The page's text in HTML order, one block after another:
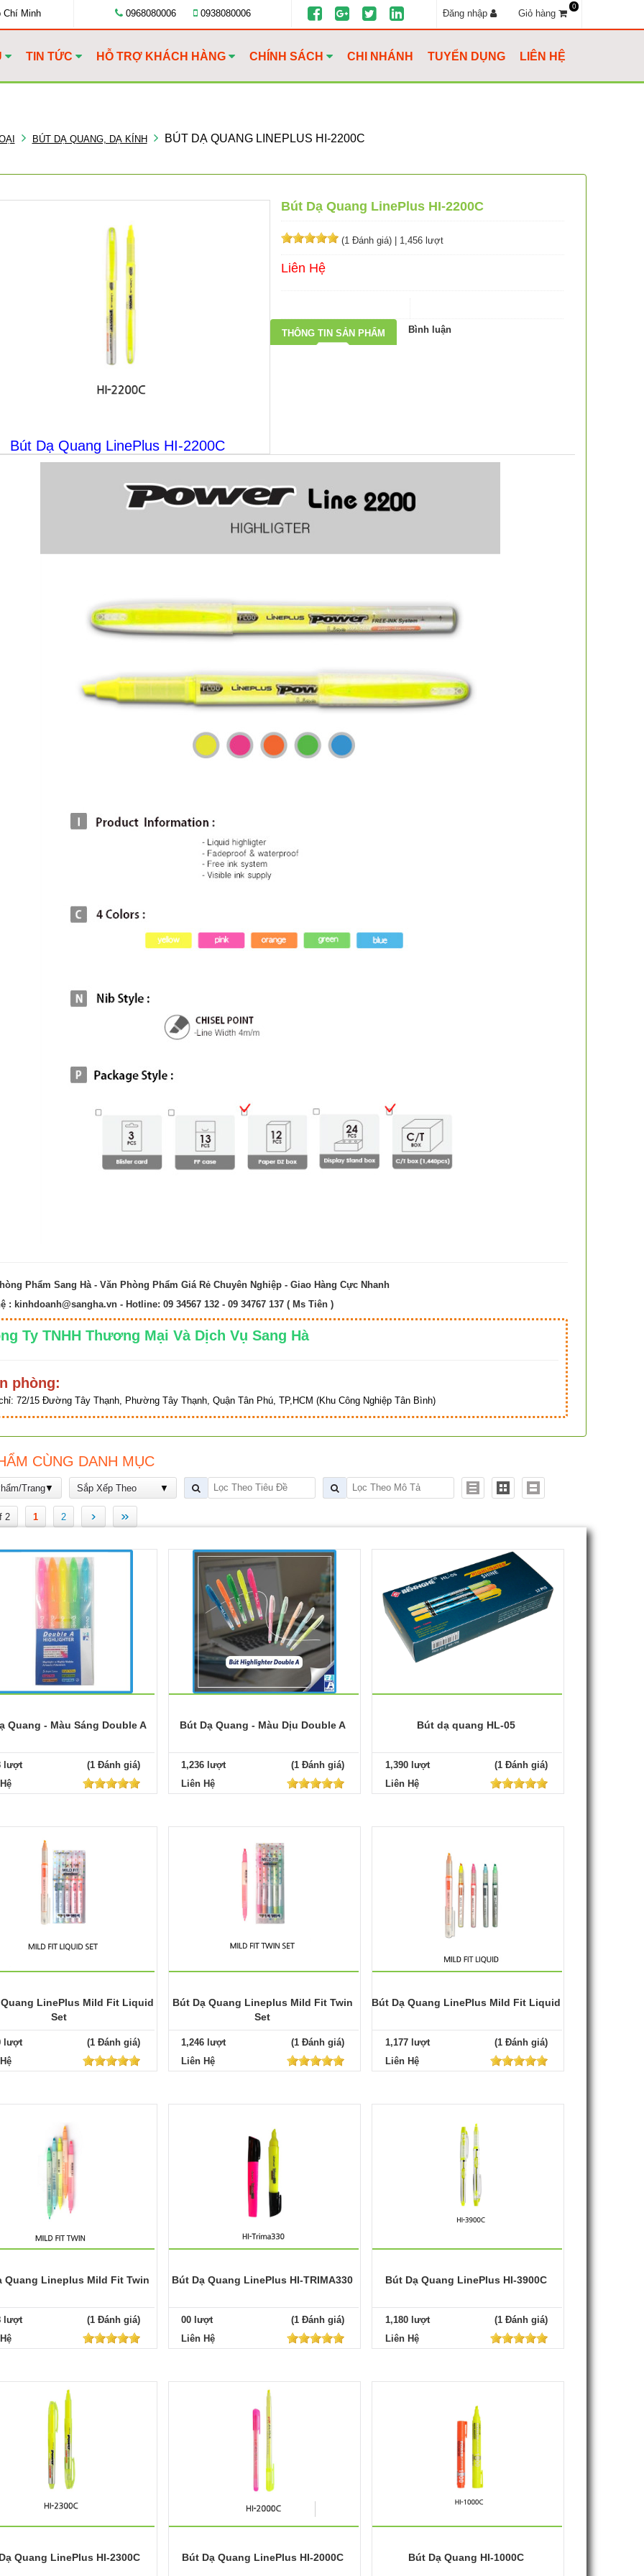
Chí Minh 0968080006 0938080006 Đăng nhập Giỏ hàng
0
TIN TỨC HỖ TRỢ KHÁCH HÀNG CHÍNH SÁCH CHI NHÁNH TUYỂN DỤNG LIÊN HỆ
BÚT DẠ QUANG, DẠ KÍNH BÚT DẠ QUANG LINEPLUS HI-2200C
Bút Dạ Quang LinePlus HI-2200C
Bút Dạ Quang LinePlus HI-2200C
(1 Đánh giá) | 1,456 lượt
Liên Hệ
THÔNG TIN SẢN PHẨM Bình luận
Phẩm Sang Hà - Văn Phòng Phẩm Giá Rẻ Chuyên Nghiệp - Giao Hàng Cực Nhanh
: kinhdoanh@sangha.vn- Hotline: 09 34567 132 - 09 34767 137 ( Ms Tiên )
Ty TNHH Thương Mại Và Dịch Vụ Sang Hà
phòng:
72/15 Đường Tây Thạnh, Phường Tây Thạnh, Quận Tân Phú, TP,HCM (Khu Công Nghiệp Tân Bình)
CÙNG DANH MỤC
Trang Sắp Xếp Theo
2 1 2 › »
Quang - Màu Sáng Double A
lượt
(1 Đánh giá)
Bút Dạ Quang - Màu Dịu Double A
1,236 lượt
(1 Đánh giá)
Liên Hệ
Bút dạ quang HL-05
1,390 lượt
(1 Đánh giá)
Liên Hệ
Quang LinePlus Mild Fit Liquid
Set
lượt
(1 Đánh giá)
Bút Dạ Quang Lineplus Mild Fit Twin
Set
1,246 lượt
(1 Đánh giá)
Liên Hệ
Bút Dạ Quang LinePlus Mild Fit Liquid
1,177 lượt
(1 Đánh giá)
Liên Hệ
Quang Lineplus Mild Fit Twin
lượt
(1 Đánh giá)
Bút Dạ Quang LinePlus HI-TRIMA330
00 lượt
(1 Đánh giá)
Liên Hệ
Bút Dạ Quang LinePlus HI-3900C
1,180 lượt
(1 Đánh giá)
Liên Hệ
Quang LinePlus HI-2300C Bút Dạ Quang LinePlus HI-2000C Bút Dạ Quang HI-1000C